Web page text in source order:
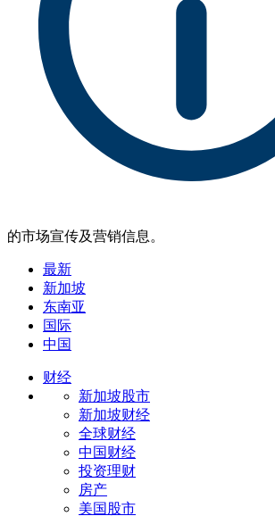
的市场宣传及营销信息。
最新
新加坡
东南亚
国际
中国
财经
新加坡股市
新加坡财经
全球财经
中国财经
投资理财
房产
美国股市